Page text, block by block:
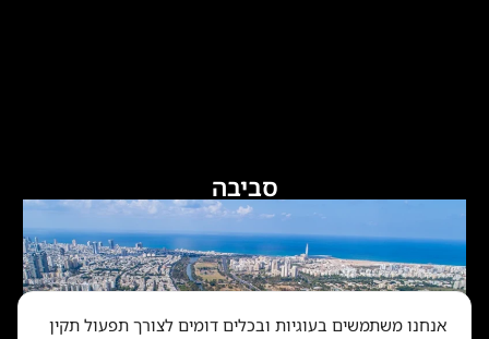
סביבה
אנחנו משתמשים בעוגיות ובכלים דומים לצורך תפעול תקין